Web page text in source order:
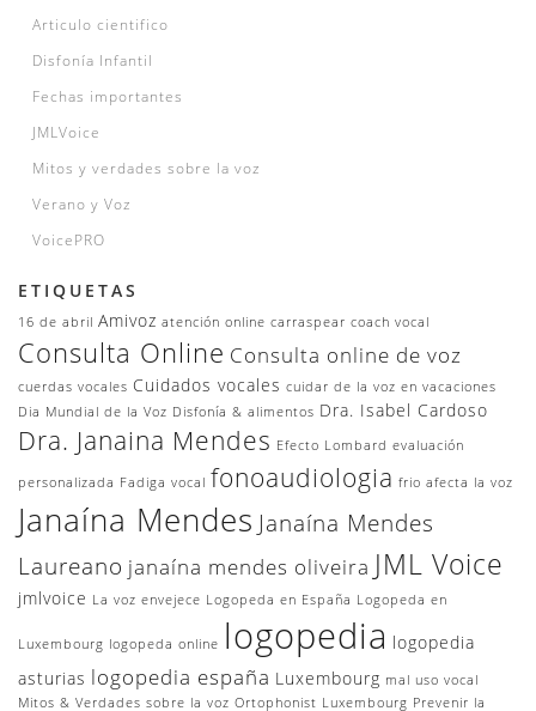
Articulo cientifico
Disfonía Infantil
Fechas importantes
JMLVoice
Mitos y verdades sobre la voz
Verano y Voz
VoicePRO
ETIQUETAS
16 de abril Amivoz atención online carraspear coach vocal
Consulta Online Consulta online de voz
cuerdas vocales Cuidados vocales cuidar de la voz en vacaciones
Dia Mundial de la Voz Disfonía & alimentos Dra. Isabel Cardoso
Dra. Janaina Mendes Efecto Lombard evaluación
personalizada Fadiga vocal fonoaudiologia frio afecta la voz
Janaína Mendes Janaína Mendes
Laureano janaína mendes oliveira JML Voice
jmlvoice La voz envejece Logopeda en España Logopeda en
Luxembourg logopeda online logopedia logopedia
asturias logopedia españa Luxembourg mal uso vocal
Mitos & Verdades sobre la voz Ortophonist Luxembourg Prevenir la